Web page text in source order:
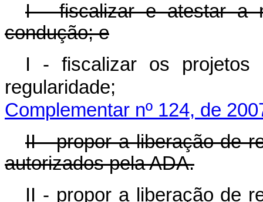
I - fiscalizar e atestar a
condução; e
I - fiscalizar os projetos
Complementar nº 124, de
II - propor a liberação de
autorizados pela ADA.
II - propor a liberação de